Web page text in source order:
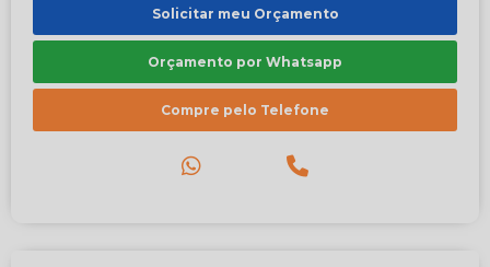
Solicitar meu Orçamento
Orçamento por Whatsapp
Compre pelo Telefone